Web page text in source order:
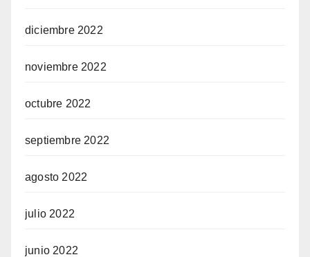
diciembre 2022
noviembre 2022
octubre 2022
septiembre 2022
agosto 2022
julio 2022
junio 2022